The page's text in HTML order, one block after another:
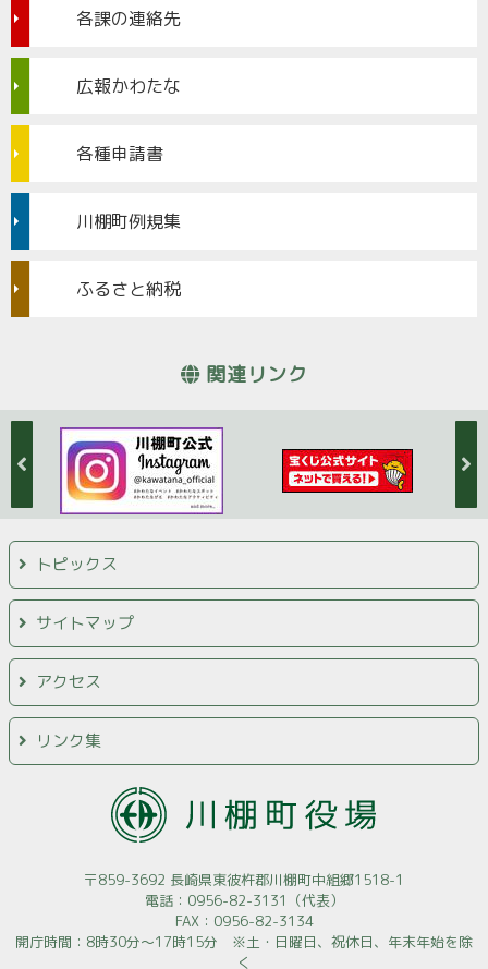
各課の連絡先
広報かわたな
各種申請書
川棚町例規集
ふるさと納税
関連リンク
トピックス
サイトマップ
アクセス
リンク集
〒859-3692 長崎県東彼杵郡川棚町中組郷1518-1
電話：0956-82-3131（代表）
FAX：0956-82-3134
開庁時間：8時30分～17時15分 ※土・日曜日、祝休日、年末年始を除
く